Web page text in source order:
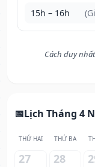
15h – 16h
Cách duy
Lịch Tháng 4
THỨ HAI THỨ BA
27 28